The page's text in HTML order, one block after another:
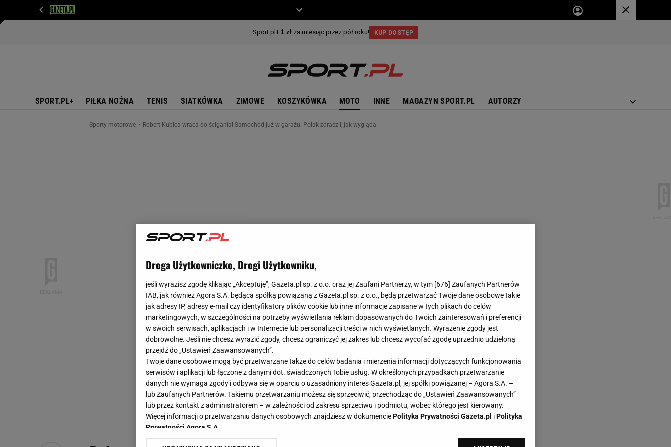
SPORT.PL+ PIŁKA NOŻNA TENIS SIATKÓWKA ZIMOWE KOSZYKÓWKA MOTO INNE MAGAZYN SPORT.PL AUTORZY
Sporty motorowe Robert Kubica wraca do ścigania! Samochód już w garażu. Polak zdradził, jak wygląda
Droga Użytkowniczko, Drogi Użytkowniku,
jeśli wyrazisz zgodę klikając „Akceptuję”, Gazeta.pl sp. z o.o. oraz jej Zaufani Partnerzy, w tym [676] Zaufanych Partnerów
IAB, jak również Agora S.A. będąca spółką powiązaną z Gazeta.pl sp. z o.o., będą przetwarzać Twoje dane osobowe takie
jak adresy IP, adresy e-mail czy identyfikatory plików cookie lub inne informacje zapisane w tych plikach do celów
marketingowych, w szczególności na potrzeby wyświetlania reklam dopasowanych do Twoich zainteresowań i preferencji
w swoich serwisach, aplikacjach i w Internecie lub personalizacji treści w nich wyświetlanych. Wyrażenie zgody jest
dobrowolne. Jeśli nie chcesz wyrazić zgody, chcesz ograniczyć jej zakres lub chcesz wycofać zgodę uprzednio udzieloną
przejdź do „Ustawień Zaawansowanych”.
Twoje dane osobowe mogą być przetwarzane także do celów badania i mierzenia informacji dotyczących funkcjonowania
serwisów i aplikacji lub łączone z danymi dot. świadczonych Tobie usług. W określonych przypadkach przetwarzanie
danych nie wymaga zgody i odbywa się w oparciu o uzasadniony interes Gazeta.pl, jej spółki powiązanej – Agora S.A. –
lub Zaufanych Partnerów. Takiemu przetwarzaniu możesz się sprzeciwić, przechodząc do „Ustawień Zaawansowanych”
lub przez kontakt z administratorem – w zależności od zakresu sprzeciwu i podmiotu, wobec którego jest kierowany.
Więcej informacji o przetwarzaniu danych osobowych znajdziesz w dokumenciePolityka Prywatności Gazeta.pl iPolityka
Prywatności Agora S.A.